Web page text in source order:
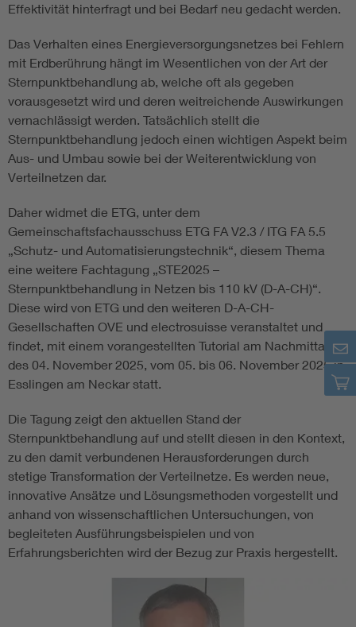
Effektivität hinterfragt und bei Bedarf neu gedacht werden.
Das Verhalten eines Energieversorgungsnetzes bei Fehlern
mit Erdberührung hängt im Wesentlichen von der Art der
Sternpunktbehandlung ab, welche oft als gegeben
vorausgesetzt wird und deren weitreichende Auswirkungen
vernachlässigt werden. Tatsächlich stellt die
Sternpunktbehandlung jedoch einen wichtigen Aspekt beim
Aus- und Umbau sowie bei der Weiterentwicklung von
Verteilnetzen dar.
Daher widmet die ETG, unter dem
Gemeinschaftsfachausschuss ETG FA V2.3 / ITG FA 5.5
„Schutz- und Automatisierungstechnik“, diesem Thema
eine weitere Fachtagung „STE2025 –
Sternpunktbehandlung in Netzen bis 110 kV (D-A-CH)“.
Diese wird von ETG und den weiteren D-A-CH-
Gesellschaften OVE und electrosuisse veranstaltet und
findet, mit einem vorangestellten Tutorial am Nachmittag
des 04. November 2025, vom 05. bis 06. November 2025 in
Esslingen am Neckar statt.
Die Tagung zeigt den aktuellen Stand der
Sternpunktbehandlung auf und stellt diesen in den Kontext,
zu den damit verbundenen Herausforderungen durch
stetige Transformation der Verteilnetze. Es werden neue,
innovative Ansätze und Lösungsmethoden vorgestellt und
anhand von wissenschaftlichen Untersuchungen, von
begleiteten Ausführungsbeispielen und von
Erfahrungsberichten wird der Bezug zur Praxis hergestellt.